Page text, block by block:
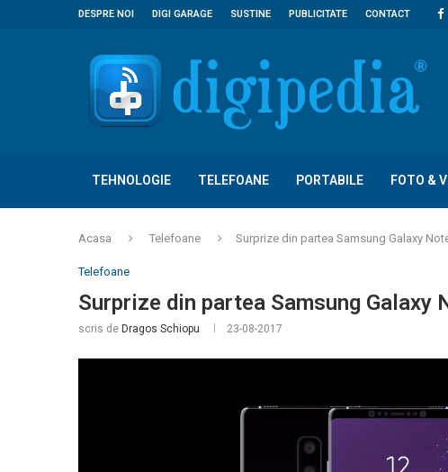
DESPRE NOI DIGI GARAGE SUSTINE PUBLICITATE CONTACT
TEHNOLOGIE TELEFOANE PORTABILE FOTO &
Acasa Telefoane Surprize din partea Samsung Galaxy
Telefoane
Surprize din partea Samsung Galaxy
scris de Dragos Schiopu 23-08-2017